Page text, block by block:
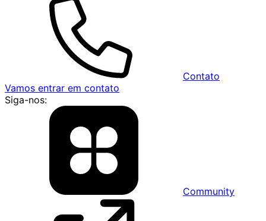
Contato
Vamos entrar em contato
Siga-nos:
Community